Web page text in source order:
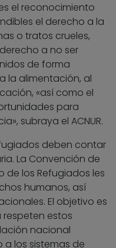
el reconocimiento
el derecho a la
o tratos crueles,
a no ser
de forma
la alimentación, al
«así como el
para
subraya el ACNUR.
deben contar
La Convención de
de los Refugiados les
humanos, así
El objetivo es
estos
nacional
los sistemas de